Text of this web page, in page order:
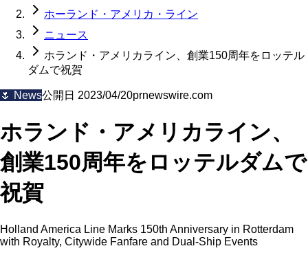
ホーランド・アメリカ・ライン
ニュース
ホランド・アメリカライン、創業150周年をロッテル
ダムで祝賀
🌷 News公開日 2023/04/20prnewswire.com
ホランド・アメリカライン、
創業150周年をロッテルダムで
祝賀
Holland America Line Marks 150th Anniversary in Rotterdam
with Royalty, Citywide Fanfare and Dual-Ship Events